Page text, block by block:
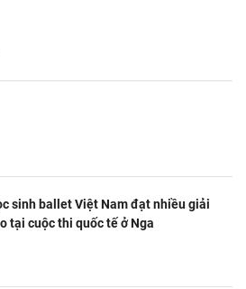
sinh ballet Việt Nam đạt nhiều giải
tại cuộc thi quốc tế ở Nga